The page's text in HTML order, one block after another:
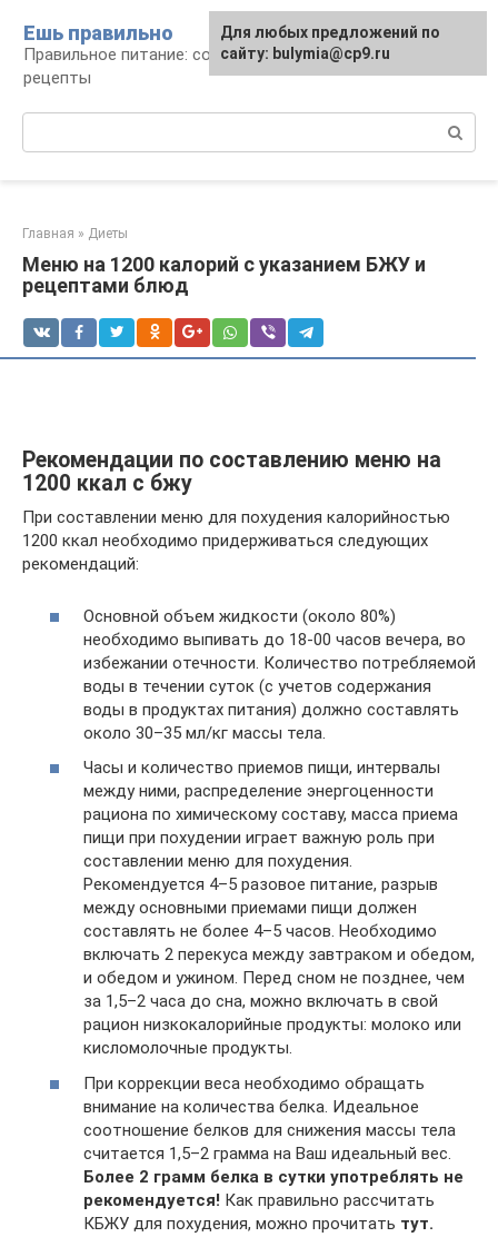
контенту
Ешь правильно
Правильное питание: советы, продукты,
рецепты
Главная » Диеты
Меню на 1200 калорий с указанием БЖУ и
рецептами блюд
Рекомендации по составлению меню на
1200 ккал с бжу
При составлении меню для похудения калорийностью
1200 ккал необходимо придерживаться следующих
рекомендаций:
Основной объем жидкости (около 80%)
необходимо выпивать до 18-00 часов вечера, во
избежании отечности. Количество потребляемой
воды в течении суток (с учетов содержания
воды в продуктах питания) должно составлять
около 30–35 мл/кг массы тела.
Часы и количество приемов пищи, интервалы
между ними, распределение энергоценности
рациона по химическому составу, масса приема
пищи при похудении играет важную роль при
составлении меню для похудения.
Рекомендуется 4–5 разовое питание, разрыв
между основными приемами пищи должен
составлять не более 4–5 часов. Необходимо
включать 2 перекуса между завтраком и обедом,
и обедом и ужином. Перед сном не позднее, чем
за 1,5–2 часа до сна, можно включать в свой
рацион низкокалорийные продукты: молоко или
кисломолочные продукты.
При коррекции веса необходимо обращать
внимание на количества белка. Идеальное
соотношение белков для снижения массы тела
считается 1,5–2 грамма на Ваш идеальный вес.
Более 2 грамм белка в сутки употреблять не
рекомендуется! Как правильно рассчитать
КБЖУ для похудения, можно прочитать тут.
Для любых предложений по
сайту: bulymia@cp9.ru